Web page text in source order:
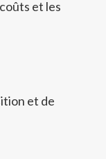
et les
et de